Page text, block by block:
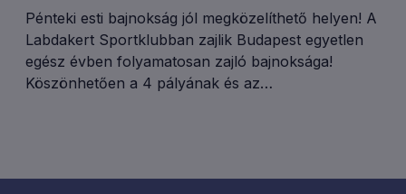
Pénteki esti bajnokság jól megközelíthető helyen! A
Labdakert Sportklubban zajlik Budapest egyetlen
egész évben folyamatosan zajló bajnoksága!
Köszönhetően a 4 pályának és az